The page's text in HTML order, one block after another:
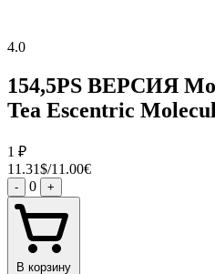
4.0
154,5PS ВЕРСИЯ
Tea Escentric
1 ₽
11.31$/11.00€
- 0 +
В корзину